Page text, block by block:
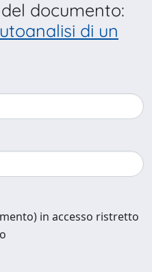
documento:
di un
in accesso ristretto